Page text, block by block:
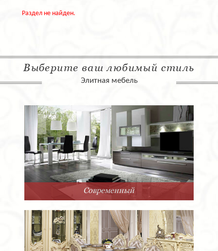
Раздел не найден.
Выберите ваш любимый стиль
Элитная мебель
Современный